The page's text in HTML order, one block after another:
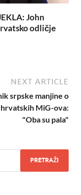
John
odličje
NEXT ARTICLE
srpske manjine o
MiG-ova:
"Oba su pala"